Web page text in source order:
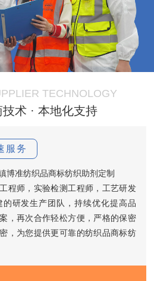
TECHNOLOGY
术 · 本地化支持
服务
博准纺织品商标纺织助剂定制
程师，实验检测工程师，工艺研发
研发生产团队，持续优化提高品
，再次合作轻松方便，严格的保密
，为您提供更可靠的纺织品商标纺